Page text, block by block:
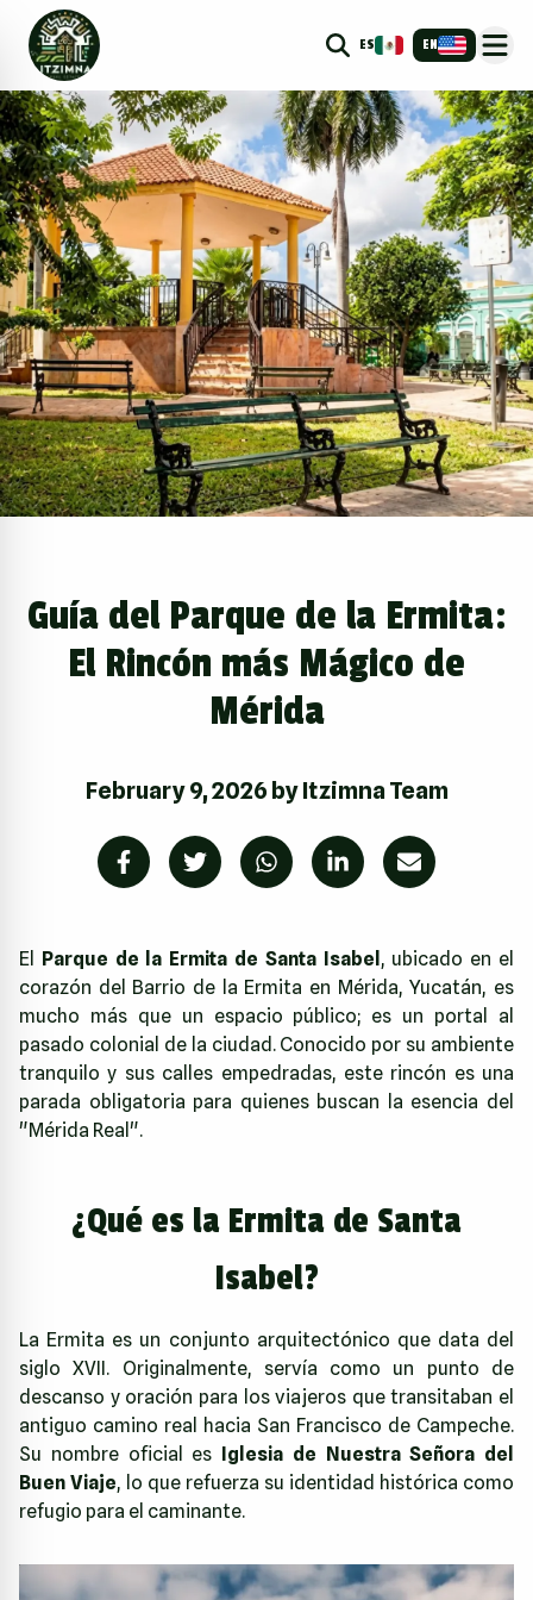
ES EN
Guía del Parque de la Ermita:
El Rincón más Mágico de
Mérida
February 9, 2026 byItzimna Team
El Parque de la Ermita de Santa Isabel , ubicado en el
corazón del Barrio de la Ermita en Mérida, Yucatán, es
mucho más que un espacio público; es un portal al
pasado colonial de la ciudad. Conocido por su ambiente
tranquilo y sus calles empedradas, este rincón es una
parada obligatoria para quienes buscan la esencia del
"Mérida Real".
¿Qué es la Ermita de Santa
Isabel?
La Ermita es un conjunto arquitectónico que data del
siglo XVII. Originalmente, servía como un punto de
descanso y oración para los viajeros que transitaban el
antiguo camino real hacia San Francisco de Campeche.
Su nombre oficial es
Iglesia de Nuestra Señora del
Buen Viaje, lo que refuerza su identidad histórica como
refugio para el caminante.